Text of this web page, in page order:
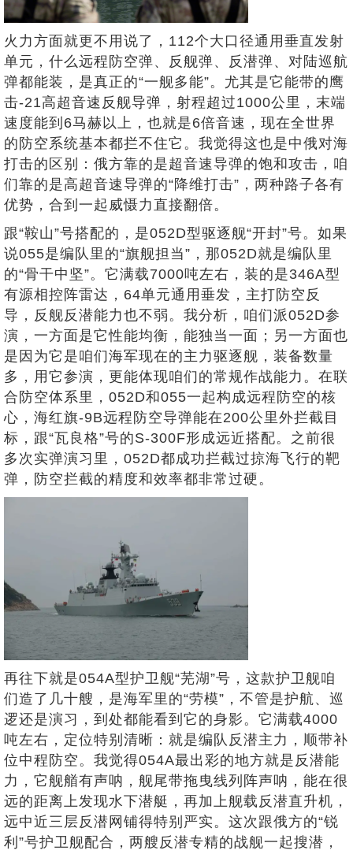
火力方面就更不用说了，112个大口径通用垂直发射
单元，什么远程防空弹、反舰弹、反潜弹、对陆巡航
弹都能装，是真正的“一舰多能”。尤其是它能带的鹰
击-21高超音速反舰导弹，射程超过1000公里，末端
速度能到6马赫以上，也就是6倍音速，现在全世界
的防空系统基本都拦不住它。我觉得这也是中俄对海
打击的区别：俄方靠的是超音速导弹的饱和攻击，咱
们靠的是高超音速导弹的“降维打击”，两种路子各有
优势，合到一起威慑力直接翻倍。
跟“鞍山”号搭配的，是052D型驱逐舰“开封”号。如果
说055是编队里的“旗舰担当”，那052D就是编队里
的“骨干中坚”。它满载7000吨左右，装的是346A型
有源相控阵雷达，64单元通用垂发，主打防空反
导，反舰反潜能力也不弱。我分析，咱们派052D参
演，一方面是它性能均衡，能独当一面；另一方面也
是因为它是咱们海军现在的主力驱逐舰，装备数量
多，用它参演，更能体现咱们的常规作战能力。在联
合防空体系里，052D和055一起构成远程防空的核
心，海红旗-9B远程防空导弹能在200公里外拦截目
标，跟“瓦良格”号的S-300F形成远近搭配。之前很
多次实弹演习里，052D都成功拦截过掠海飞行的靶
弹，防空拦截的精度和效率都非常过硬。
再往下就是054A型护卫舰“芜湖”号，这款护卫舰咱
们造了几十艘，是海军里的“劳模”，不管是护航、巡
逻还是演习，到处都能看到它的身影。它满载4000
吨左右，定位特别清晰：就是编队反潜主力，顺带补
位中程防空。我觉得054A最出彩的地方就是反潜能
力，它舰艏有声呐，舰尾带拖曳线列阵声呐，能在很
远的距离上发现水下潜艇，再加上舰载反潜直升机，
远中近三层反潜网铺得特别严实。这次跟俄方的“锐
利”号护卫舰配合，两艘反潜专精的战舰一起搜潜，